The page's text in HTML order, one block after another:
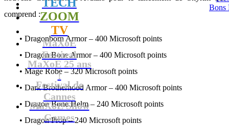
ZOOM
TV
MaXoE
Festival
MaXoE 25 ans
!
Festival de
Cannes
MaXoE Show
Games
Bons
comprend :
• Dragonborn Armor – 400 Microsoft points
• Dragon Bone Armor – 400 Microsoft points
• Mage Robe – 320 Microsoft points
• Dark Brotherhood Armor – 400 Microsoft points
• Dragon Bone Helm – 240 Microsoft points
• Dragon Prop – 240 Microsoft points